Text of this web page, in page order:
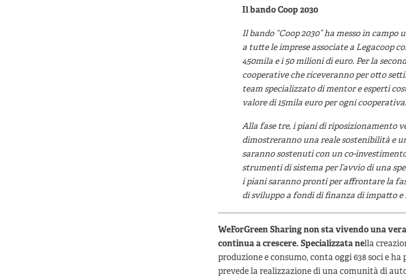
Il bando Coop 2030
Il bando “Coop 2030” ha messo in
a tutte le imprese associate a Legacoop
450mila e i 50 milioni di euro. Per la
cooperative che riceveranno per otto
team specializzato di mentor e esperti
valore di 15mila euro per ogni cooperativa.
Alla fase tre, i piani di riposizionamento
dimostreranno una reale sostenibilità e
saranno sostenuti con un co-
strumenti di sistema per l’avvio di una
i piani saranno pronti per affrontare la
di sviluppo a fondi di finanza di impatto
WeForGreen Sharingnon sta vivendo una
continua a crescere. Specializzata nella
produzione e consumo, conta oggi 638 soci e
prevede la realizzazione di una comunità di